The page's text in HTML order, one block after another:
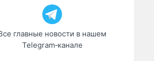
главные новости в нашем
Telegram‑канале